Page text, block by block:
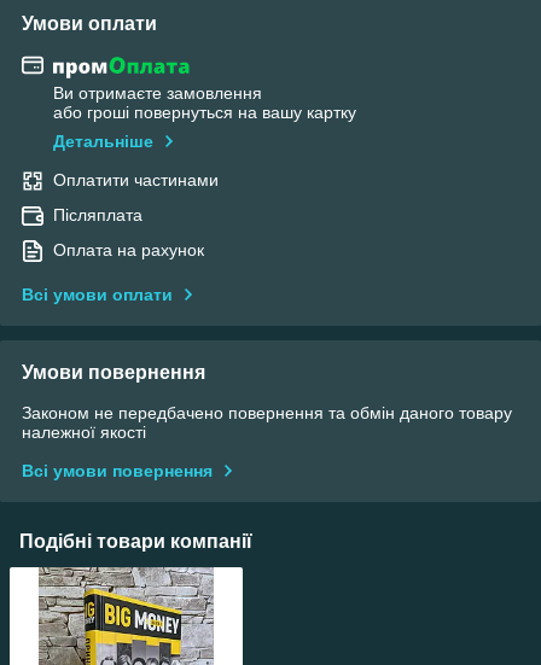
Умови оплати
Ви отримаєте замовлення
або гроші повернуться на вашу картку
Детальніше
Оплатити частинами
Післяплата
Оплата на рахунок
Всі умови оплати
Умови повернення
Законом не передбачено повернення та обмін даного товару
належної якості
Всі умови повернення
Подібні товари компанії